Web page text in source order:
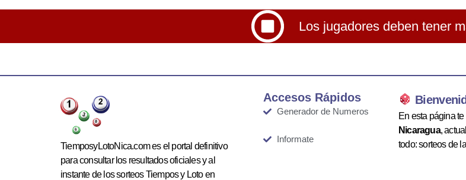
Los jugadores deben tener
TiemposyLotoNica.com es el portal definitivo
para consultar los resultados oficiales y al
instante de los sorteos Tiempos y Loto en
Accesos Rápidos
Generador de Numeros
Informate
En esta página
Nicaragua,
todo: sorteos de